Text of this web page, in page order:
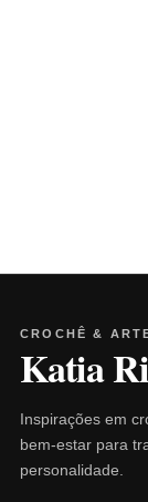
CROCHÊ &
Katia
Inspirações em
bem-estar para
personalidade.